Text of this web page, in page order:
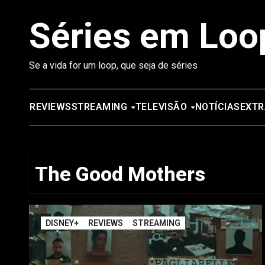
Séries em
Se a vida for um loop, que seja de séries
REVIEWSSTREAMING TELEVISÃO NOTÍCIAS
The Good Mothers
DISNEY+ REVIEWS STREAMING